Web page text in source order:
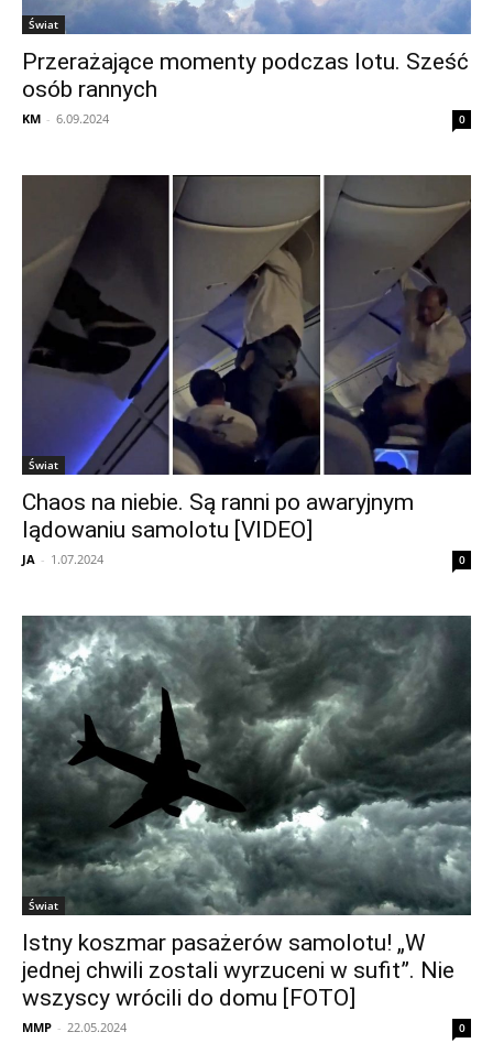
Świat
Przerażające momenty podczas lotu. Sześć
osób rannych
KM - 6.09.2024 0
Świat
Chaos na niebie. Są ranni po awaryjnym
lądowaniu samolotu [VIDEO]
JA - 1.07.2024 0
Świat
Istny koszmar pasażerów samolotu! „W
jednej chwili zostali wyrzuceni w sufit”. Nie
wszyscy wrócili do domu [FOTO]
MMP - 22.05.2024 0